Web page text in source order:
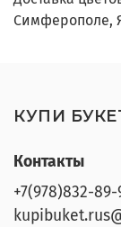
Симферополе,
КУПИ
Контакты
+7(978)832-89-